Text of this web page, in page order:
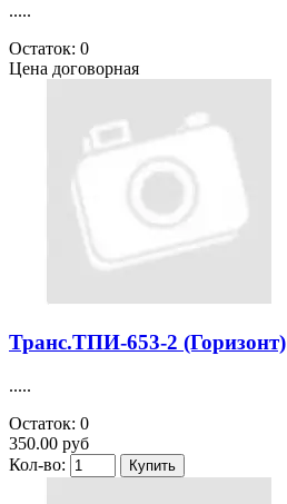
.....
Остаток: 0
Цена договорная
Транс.ТПИ-653-2 (Горизонт)
.....
Остаток: 0
350.00 руб
Кол-во: